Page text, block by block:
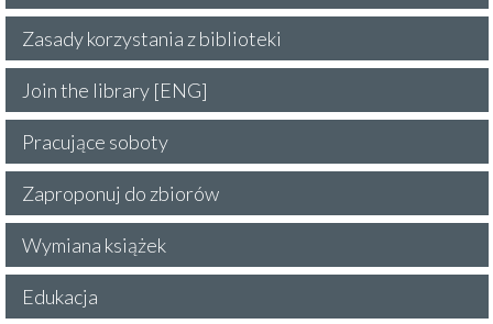
Zasady korzystania z biblioteki
Join the library [ENG]
Pracujące soboty
Zaproponuj do zbiorów
Wymiana książek
Edukacja